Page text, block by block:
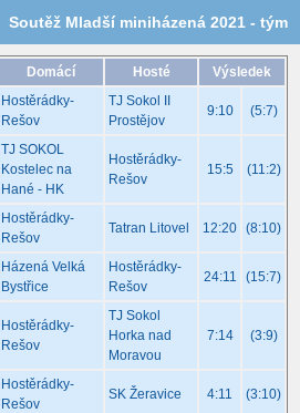
Soutěž Mladší miniházená 2021 - tým
Hostěrádky-Rešov - rozpis utkání
Domácí Hosté
Výsledek
Hostěrádky-
Rešov
TJ Sokol II
Prostějov
9:10 (5:7)
TJ SOKOL
Kostelec na
Hané - HK
Hostěrádky-
Rešov
15:5 (11:2)
Hostěrádky-
Rešov
Tatran Litovel 12:20 (8:10)
Házená Velká
Bystřice
Hostěrádky-
Rešov
24:11 (15:7)
Hostěrádky-
Rešov
TJ Sokol
Horka nad
Moravou
7:14 (3:9)
Hostěrádky-
Rešov
SK Žeravice 4:11 (3:10)